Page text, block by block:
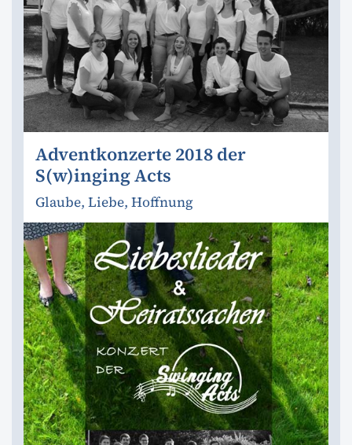
Adventkonzerte 2018 der
S(w)inging Acts
Glaube, Liebe, Hoffnung